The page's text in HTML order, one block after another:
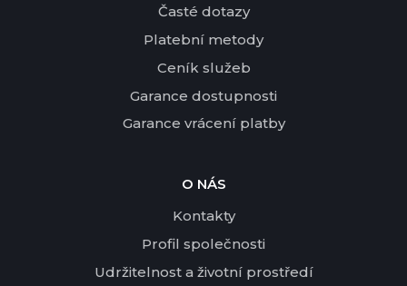
Časté dotazy
Platební metody
Ceník služeb
Garance dostupnosti
Garance vrácení platby
O NÁS
Kontakty
Profil společnosti
Udržitelnost a životní prostředí